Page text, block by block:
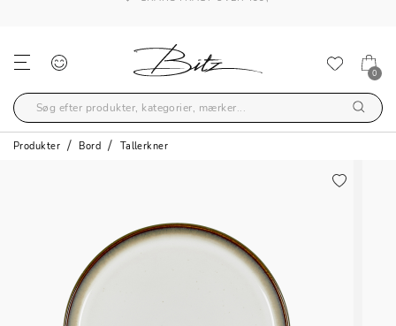
0
Produkter Bord Tallerkner